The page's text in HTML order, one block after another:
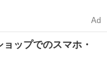
Ad
ップでのスマホ・